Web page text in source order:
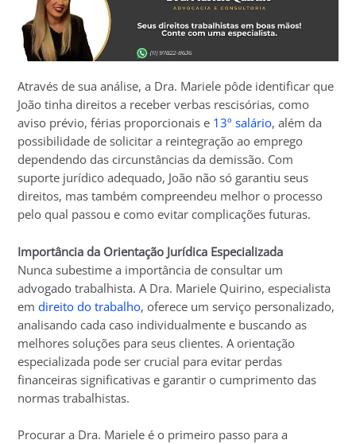
Através de sua análise, a Dra. Mariele pôde identificar que
João tinha direitos a receber verbas rescisórias, como
aviso prévio, férias proporcionais e 13º salário, além da
possibilidade de solicitar a reintegração ao emprego
dependendo das circunstâncias da demissão. Com
suporte jurídico adequado, João não só garantiu seus
direitos, mas também compreendeu melhor o processo
pelo qual passou e como evitar complicações futuras.
Importância da Orientação Jurídica Especializada
Nunca subestime a importância de consultar um
advogado trabalhista. A Dra. Mariele Quirino, especialista
emdireito do trabalho, oferece um serviço personalizado,
analisando cada caso individualmente e buscando as
melhores soluções para seus clientes. A orientação
especializada pode ser crucial para evitar perdas
financeiras significativas e garantir o cumprimento das
normas trabalhistas.
Procurar a Dra. Mariele é o primeiro passo para a